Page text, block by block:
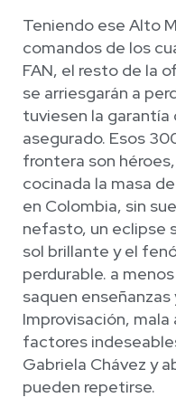
Teniendo ese Alto
comandos de los
FAN, el resto de la
se arriesgarán a
tuviesen la garantía
asegurado. Esos
frontera son
cocinada la masa
en Colombia, sin
nefasto, un eclipse
sol brillante y el
perdurable. a
saquen
Improvisación,
factores
Gabriela Chávez y
pueden repetirse.